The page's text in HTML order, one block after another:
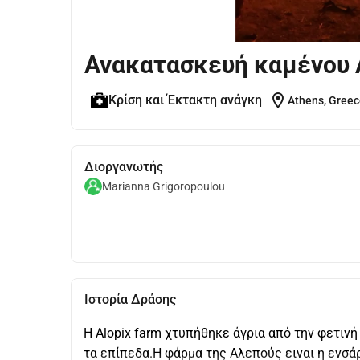
Ανακατασκευή καμένου
Κρίση και Έκτακτη ανάγκη location_on Athens,
Διοργανωτής
Marianna Grigoropoulou
Ιστορία Δράσης
Η Alopix farm χτυπήθηκε άγρια από την
τα επίπεδα.Η φάρμα της Αλεπούς ειναι η